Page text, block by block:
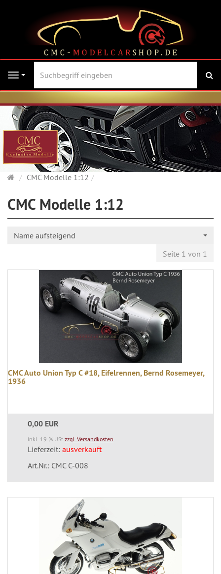
Navigation
Startseite
CMC Modelle 1:12
CMC Modelle 1:12
Name aufsteigend
Seite 1 von 1
CMC Auto Union Typ C #18, Eifelrennen, Bernd Rosemeyer,
1936
0,00 EUR
inkl. 19 % USt zzgl. Versandkosten
Lieferzeit: ausverkauft
Art.Nr.: CMC C-008